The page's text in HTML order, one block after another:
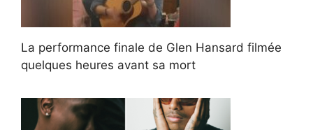
La performance finale de Glen Hansard filmée
quelques heures avant sa mort